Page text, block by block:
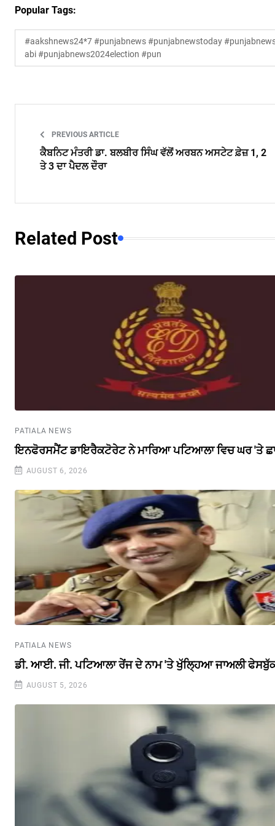
Popular Tags:
#aakshnews24*7 #punjabnews #punjabnewstoday
abi #punjabnews2024election #pun
PREVIOUS ARTICLE
ਕੈਬਨਿਟ ਮੰਤਰੀ ਡਾ. ਬਲਬੀਰ ਸਿੰਘ ਵੱਲੋਂ ਅਰਬਨ ਅਸਟੇਟ ਫ਼ੇਜ਼ 1, 2
ਤੇ 3 ਦਾ ਪੈਦਲ ਦੌਰਾ
Related Post
PATIALA NEWS
ਇਨਫੋਰਸਮੈਂਟ ਡਾਇਰੈਕਟੋਰੇਟ ਨੇ ਮਾਰਿਆ ਪਟਿਆਲਾ ਵਿਚ ਘਰ 'ਤੇ
AUGUST 6, 2026
PATIALA NEWS
ਡੀ. ਆਈ. ਜੀ. ਪਟਿਆਲਾ ਰੇਂਜ ਦੇ ਨਾਮ 'ਤੇ ਖੁੱਲ੍ਹਿਆ ਜਾਅਲੀ
AUGUST 5, 2026